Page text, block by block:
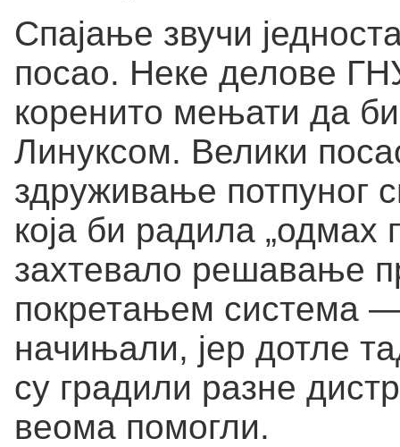
Спајање звучи
посао. Неке делове
коренито мењати да
Линуксом. Велики
здруживање потпуног
која би радила „одмах
захтевало решавање
покретањем система
начињали, јер дотле
су градили разне
веома помогли.